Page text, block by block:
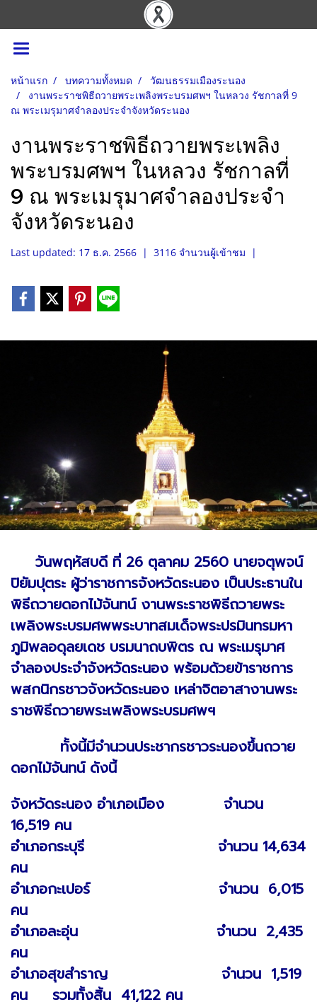
หน้าแรก บทความทั้งหมด
วัฒนธรรมเมืองระนอง
งานพระราชพิธีถวายพระเพลิงพระบรมศพฯ ในหลวง รัชกาลที่ 9
ณ พระเมรุมาศจำลองประจำจังหวัดระนอง
งานพระราชพิธีถวายพระเพลิง
พระบรมศพฯ ในหลวง รัชกาลที่
9 ณ พระเมรุมาศจำลองประจำ
จังหวัดระนอง
Last updated: 17 ธ.ค. 2566 | 3116 จำนวนผู้เข้าชม |
วันพฤหัสบดี ที่ 26 ตุลาคม 2560 นายจตุพจน์
ปิยัมปุตระ ผู้ว่าราชการจังหวัดระนอง เป็นประธานใน
พิธีถวายดอกไม้จันทน์ งานพระราชพิธีถวายพระ
เพลิงพระบรมศพพระบาทสมเด็จพระปรมินทรมหา
ภูมิพลอดุลยเดช บรมนาถบพิตร ณ พระเมรุมาศ
จำลองประจำจังหวัดระนอง พร้อมด้วยข้าราชการ
พสกนิกรชาวจังหวัดระนอง เหล่าจิตอาสางานพระ
ราชพิธีถวายพระเพลิงพระบรมศพฯ
ทั้งนี้มีจำนวนประชากรชาวระนองขึ้นถวาย
ดอกไม้จันทน์ ดังนี้
จังหวัดระนอง อำเภอเมือง จำนวน
16,519 คน
อำเภอกระบุรี จำนวน 14,634
คน
อำเภอกะเปอร์ จำนวน 6,015
คน
อำเภอละอุ่น จำนวน 2,435
คน
อำเภอสุขสำราญ จำนวน 1,519
คน รวมทั้งสิ้น 41,122 คน